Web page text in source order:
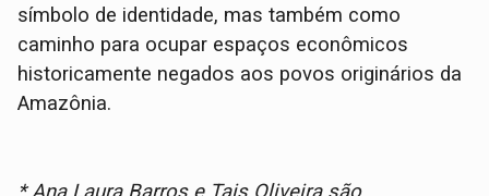
símbolo de identidade, mas também como
caminho para ocupar espaços econômicos
historicamente negados aos povos originários da
Amazônia.